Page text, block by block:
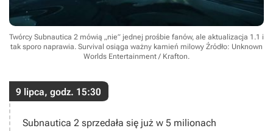
Twórcy Subnautica 2 mówią „nie” jednej prośbie fanów, ale aktualizacja 1.1 i
tak sporo naprawia. Survival osiąga ważny kamień milowy Źródło: Unknown
Worlds Entertainment / Krafton.
9 lipca, godz. 15:30
Subnautica 2 sprzedała się już w 5 milionach